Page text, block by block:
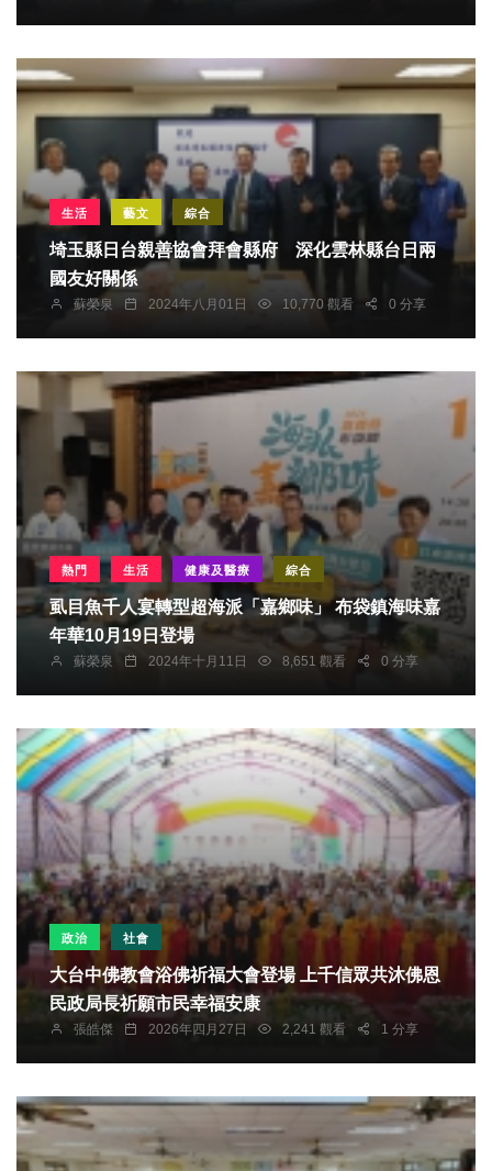
生活 藝文 綜合
埼玉縣日台親善協會拜會縣府 深化雲林縣台日兩
國友好關係
蘇榮泉 2024年八月01日 10,770 觀看 0 分享
熱門 生活 健康及醫療 綜合
虱目魚千人宴轉型超海派「嘉鄉味」 布袋鎮海味嘉
年華10月19日登場
蘇榮泉 2024年十月11日 8,651 觀看 0 分享
政治 社會
大台中佛教會浴佛祈福大會登場 上千信眾共沐佛恩
民政局長祈願市民幸福安康
張皓傑 2026年四月27日 2,241 觀看 1 分享